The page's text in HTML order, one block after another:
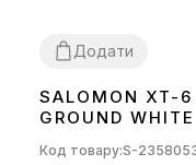
Додати
4041 42 43 44 45
SALOMON XT-6
GROUND
Код товару:S-